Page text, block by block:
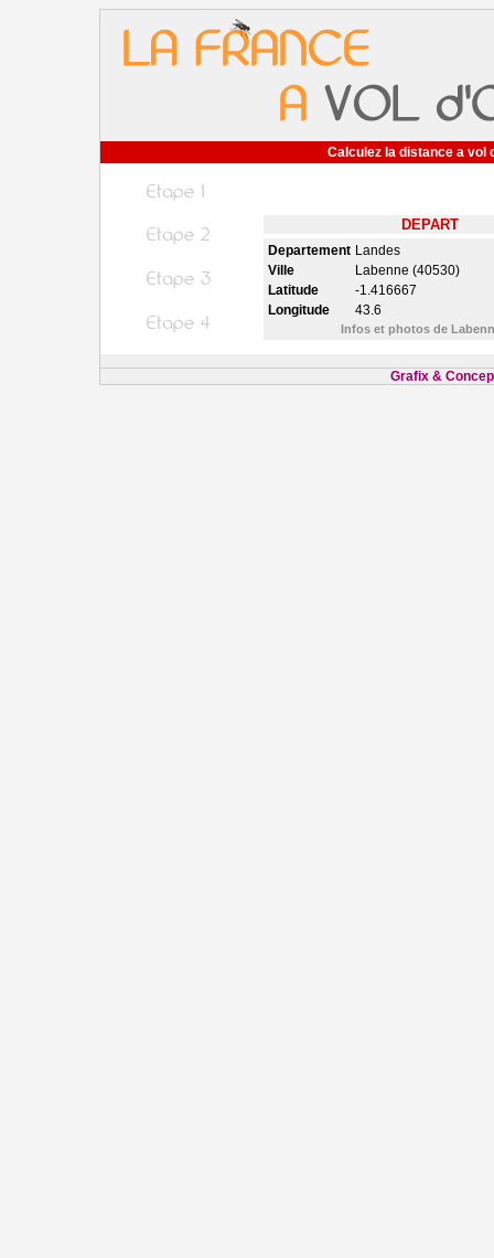
Calculez la distance a vol
DEPART
Departement Landes
Ville
Labenne (40530)
Latitude
-1.416667
Longitude
43.6
Infos et photos de
Grafix &